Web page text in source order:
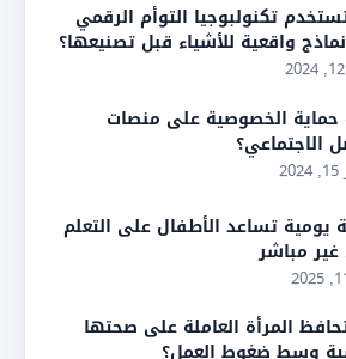
تكنولبوجيا التوأم الرقمي
واقعية للأشياء قبل تصنيعها؟
حماية الخصوصية على منصات
الاجتماعي؟
يومية تساعد الأطفال على التعلم
مباشر
المرأة العاملة على صحتها
وسط ضغوط العمل؟